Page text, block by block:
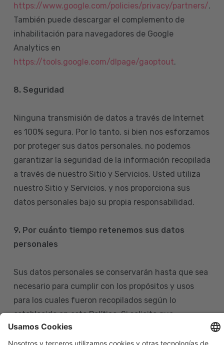
https://www.google.com/policies/privacy/partners/.
También puede descargar el complemento de
inhabilitación para navegadores de Google
Analytics en
https://tools.google.com/dlpage/gaoptout.
8. Seguridad
Ninguna transmisión de datos a través de Internet
es 100% segura. Por lo tanto, si bien nos esforzamos
por proteger sus datos personales, no podemos
garantizar la seguridad de la información recopilada
a través de nuestro Sitio y Servicios. Usted utiliza
nuestro Sitio y Servicios, y nos proporciona sus
datos personales bajo su propia responsabilidad.
9. Por cuánto tiempo retenemos sus datos
personales
Sus datos personales se conservarán hasta que sea
necesario para cumplir con los propósitos y usos
para los cuales fueron recopilados según lo
establecido en esta Política. Si solicita que
eliminemos sus datos personales de nuestras bases
de datos, tenga en cuenta que igualmente